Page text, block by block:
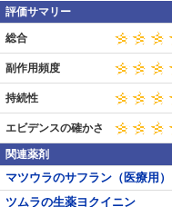
評価サマリー
総合
副作用頻度
持続性
エビデンスの確かさ
関連薬剤
マツウラのサフラン（医療用）
ツムラの生薬ヨクイニン